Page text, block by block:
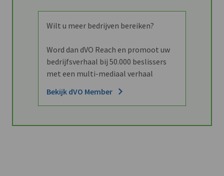
Wilt u meer bedrijven bereiken?
Word dan dVO Reach en promoot uw
bedrijfsverhaal bij 50.000 beslissers
met een multi-mediaal verhaal
Bekijk dVO Member